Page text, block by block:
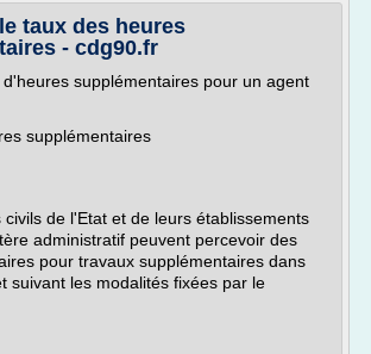
taux des heures
- cdg90.fr
supplémentaires pour un agent
supplémentaires
civils de l'Etat et de leurs établissements
administratif peuvent percevoir des
pour travaux supplémentaires dans
suivant les modalités fixées par le